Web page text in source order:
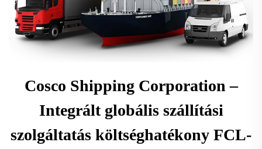
Cosco Shipping Corporation –
Integrált globális szállítási
szolgáltatás költséghatékony FCL-